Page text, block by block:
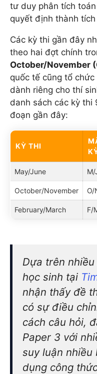
tư duy phân tích
quyết định thành
Các kỳ thi gần đây
theo hai đợt chính
October/November
quốc tế cũng tổ
dành riêng cho thí
danh sách các kỳ thi
đoạn gần đây:
KỲ THI
May/June M/
October/November O/
February/March F/
Dựa trên
học sinh tại
nhận thấy đề
có sự điều
cách câu hỏi,
Paper 3 với
suy luận nhiều
dụng công